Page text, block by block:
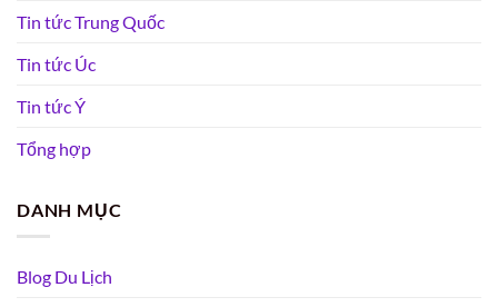
Tin tức Trung Quốc
Tin tức Úc
Tin tức Ý
Tổng hợp
DANH MỤC
Blog Du Lịch